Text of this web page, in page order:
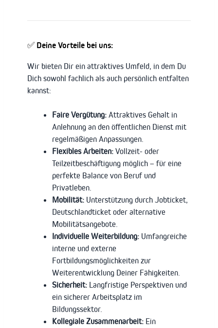
✅ Deine Vorteile bei uns:
Wir bieten Dir ein attraktives Umfeld, in dem Du
Dich sowohl fachlich als auch persönlich entfalten
kannst:
Faire Vergütung: Attraktives Gehalt in
Anlehnung an den öffentlichen Dienst mit
regelmäßigen Anpassungen.
Flexibles Arbeiten: Vollzeit- oder
Teilzeitbeschäftigung möglich – für eine
perfekte Balance von Beruf und
Privatleben.
Mobilität: Unterstützung durch Jobticket,
Deutschlandticket oder alternative
Mobilitätsangebote.
Individuelle Weiterbildung: Umfangreiche
interne und externe
Fortbildungsmöglichkeiten zur
Weiterentwicklung Deiner Fähigkeiten.
Sicherheit: Langfristige Perspektiven und
ein sicherer Arbeitsplatz im
Bildungssektor.
Kollegiale Zusammenarbeit: Ein